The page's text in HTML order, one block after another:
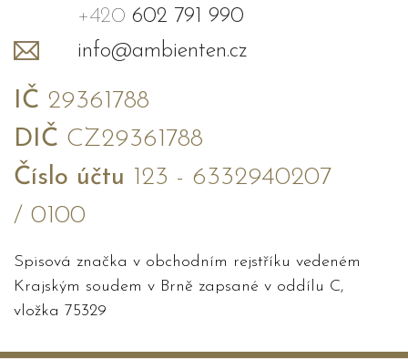
+420 602 791 990
info@ambienten.cz
IČ 29361788
DIČ CZ29361788
Číslo účtu 123 - 6332940207
/ 0100
Spisová značka v obchodním rejstříku vedeném
Krajským soudem v Brně zapsané v oddílu C,
vložka 75329